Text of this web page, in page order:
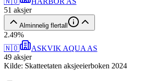
51 aksjer
Alminnelig flertall
2.49%
🇳🇴
ASKVIK AQUA AS
49 aksjer
Kilde: Skatteetaten aksjeeierboken 2024